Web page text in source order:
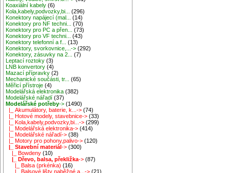
Koaxiální kabely (6)
Kola,kabely,podvozky,bi...
(296)
Konektory napájecí (mal...
(14)
Konektory pro NF techni...
(70)
Konektory pro PC a přen...
(73)
Konektory pro VF techni...
(43)
Konektory telefonní a f...
(13)
Konektory, svorkovnice,...-> (292)
Konektory, zásuvky na 2...
(7)
Leptací roztoky (3)
LNB konvertory (4)
Mazací přípravky (2)
Mechanické součásti, tr...
(65)
Měřicí přístroje (4)
Modelářská elektronika (382)
Modelářské nářadí (37)
Modelářské potřeby-> (1490)
|_ Akumulátory, baterie, k...-> (74)
|_ Hotové modely, stavebnice-> (33)
|_ Kola,kabely,podvozky,bi...-> (299)
|_ Modelářská elektronika-> (414)
|_ Modelářské nářadí-> (38)
|_ Motory pro pohony,palivo-> (120)
|_ Stavební materiál-> (300)
|_ Bowdeny (10)
|_ Dřevo, balsa, překližka-> (87)
|_ Balsa (prkénka) (16)
|_ Balsové lišty naběžné a...-> (21)